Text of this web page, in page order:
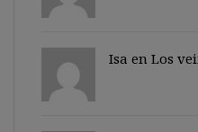
Isa en Los